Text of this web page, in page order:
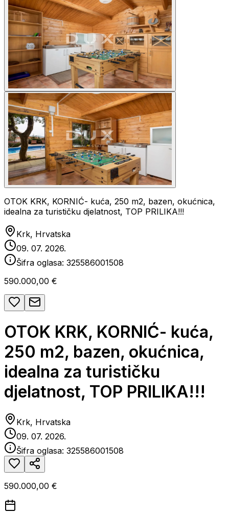
OTOK KRK, KORNIĆ- kuća, 250 m2, bazen, okućnica,
idealna za turističku djelatnost, TOP PRILIKA!!!
Krk, Hrvatska
09. 07. 2026.
Šifra oglasa: 325586001508
590.000,00 €
OTOK KRK, KORNIĆ- kuća,
250 m2, bazen, okućnica,
idealna za turističku
djelatnost, TOP PRILIKA!!!
Krk, Hrvatska
09. 07. 2026.
Šifra oglasa: 325586001508
590.000,00 €